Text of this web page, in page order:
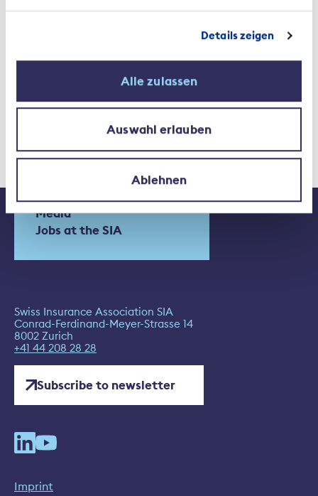
Details zeigen
Alle zulassen
Auswahl erlauben
Ablehnen
Media
Jobs at the SIA
Swiss Insurance Association SIA
Conrad-Ferdinand-Meyer-Strasse 14
8002 Zurich
+41 44 208 28 28
Subscribe to newsletter
Imprint